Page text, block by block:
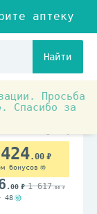
Найти
Просьба
Спасибо за
.00
бонусов
.00 1 617.00
48